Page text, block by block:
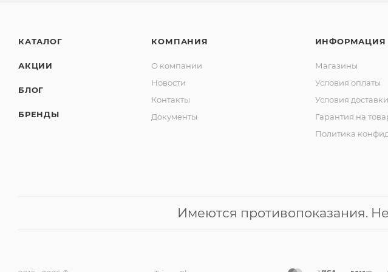
КАТАЛОГ
АКЦИИ
БЛОГ
БРЕНДЫ
КОМПАНИЯ
О компании
Новости
Контакты
Документы
ИНФОРМАЦИЯ
Магазины
Условия оплаты
Условия доставки
Гарантия на
Политика
Имеются противопоказания.